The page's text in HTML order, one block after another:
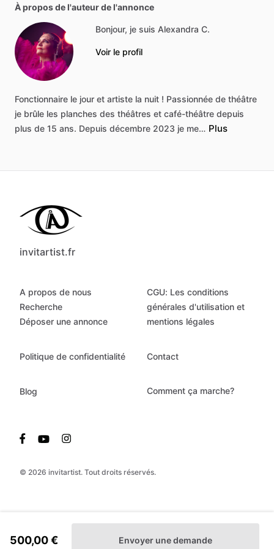
À propos de l'auteur de l'annonce
Bonjour, je suis Alexandra C.
Voir le profil
Fonctionnaire le jour et artiste la nuit ! Passionnée de théâtre
je brûle les planches des théâtres et café-théâtre depuis
plus de 15 ans. Depuis décembre 2023 je me… Plus
500,00 € Envoyer une demande
invitartist.fr
© 2026 invitartist. Tout droits réservés.
A propos de nous
Recherche
Déposer une annonce
CGU: Les conditions
générales d'utilisation et
mentions légales
Politique de confidentialité Contact
Blog Comment ça marche?